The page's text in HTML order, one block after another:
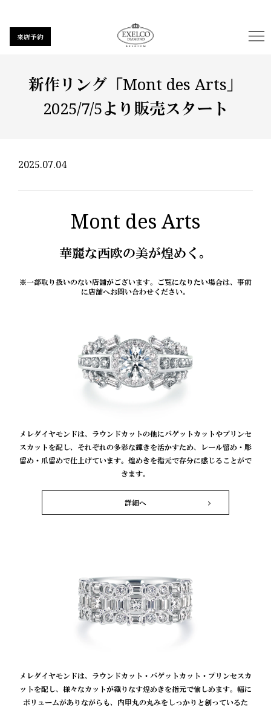
新作リング「Mont des Arts」
2025/7/5より販売スタート
2025.07.04
Mont des Arts
華麗な西欧の美が煌めく。
※一部取り扱いのない店舗がございます。ご覧になりたい場合は、事前
に店舗へお問い合わせください。
メレダイヤモンドは、ラウンドカットの他にバゲットカットやプリンセ
スカットを配し、それぞれの多彩な輝きを活かすため、レール留め・彫
留め・爪留めで仕上げています。煌めきを指元で存分に感じることがで
きます。
詳細へ
メレダイヤモンドは、ラウンドカット・バゲットカット・プリンセスカ
ットを配し、様々なカットが織りなす煌めきを指元で愉しめます。幅に
ボリュームがありながらも、内甲丸の丸みをしっかりと創っているた
来店予約